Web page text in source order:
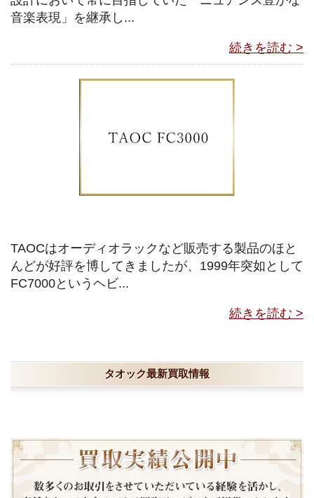
音楽表現」を継承し...
続きを読む >
TAOCはオーディオラックなど販売する製品のほと
んどが好評を博してきましたが、1999年突如として
FC7000というヘビ...
続きを読む >
タオック最新買取情報